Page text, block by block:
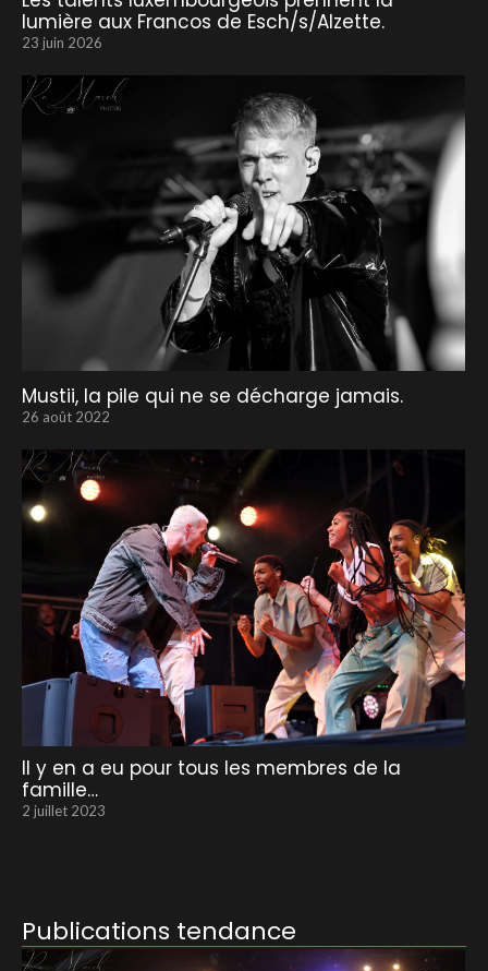
lumière aux Francos de Esch/s/Alzette.
23 juin 2026
Mustii, la pile qui ne se décharge jamais.
26 août 2022
Il y en a eu pour tous les membres de la
famille…
2 juillet 2023
Publications tendance